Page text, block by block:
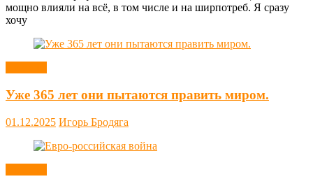
мощно влияли на всё, в том числе и на ширпотреб. Я сразу
хочу
Уже 365 лет они пытаются править миром.
01.12.2025 Игорь Бродяга